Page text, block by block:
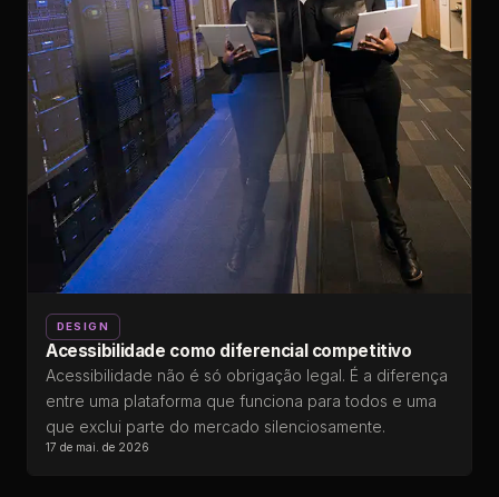
DESIGN
Acessibilidade como diferencial competitivo
Acessibilidade não é só obrigação legal. É a diferença
entre uma plataforma que funciona para todos e uma
que exclui parte do mercado silenciosamente.
17 de mai. de 2026